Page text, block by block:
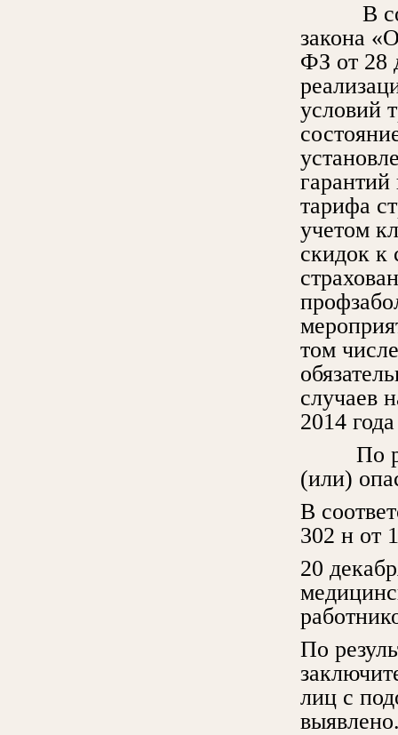
В
закона
ФЗ от 28
условий
тарифа
учетом
скидок к
том
случаев
2014
По
(или)
В
302 н от
20
По
лиц с